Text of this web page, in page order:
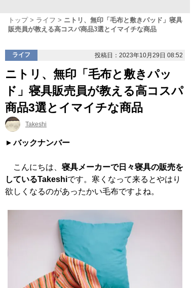
トップ ライフ
ニトリ、無印「毛布と敷きパッド」寝具
販売員が教える高コスパ商品3選とイマイチな商品
ライフ 投稿日：2023年10月29日 08:52
ニトリ、無印「毛布と敷きパッ
ド」寝具販売員が教える高コスパ
商品3選とイマイチな商品
Takeshi
バックナンバー
こんにちは、 寝具メーカーで日々寝具の販売を
しているTakeshiです。寒くなって来るとやはり
欲しくなるのがあったかい毛布ですよね。